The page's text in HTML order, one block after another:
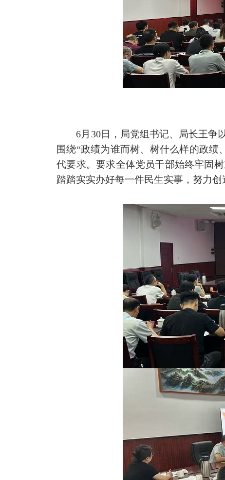
6月30日，局党组书记、局长王争以
围绕“政绩为谁而树、树什么样的政
代要求。要求全体党员干部始终牢固
踏踏实实办好每一件民生实事，努力